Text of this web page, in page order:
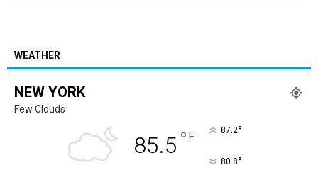
WEATHER
NEW YORK
Few Clouds
85.5 ° F 87.2°
80.8°